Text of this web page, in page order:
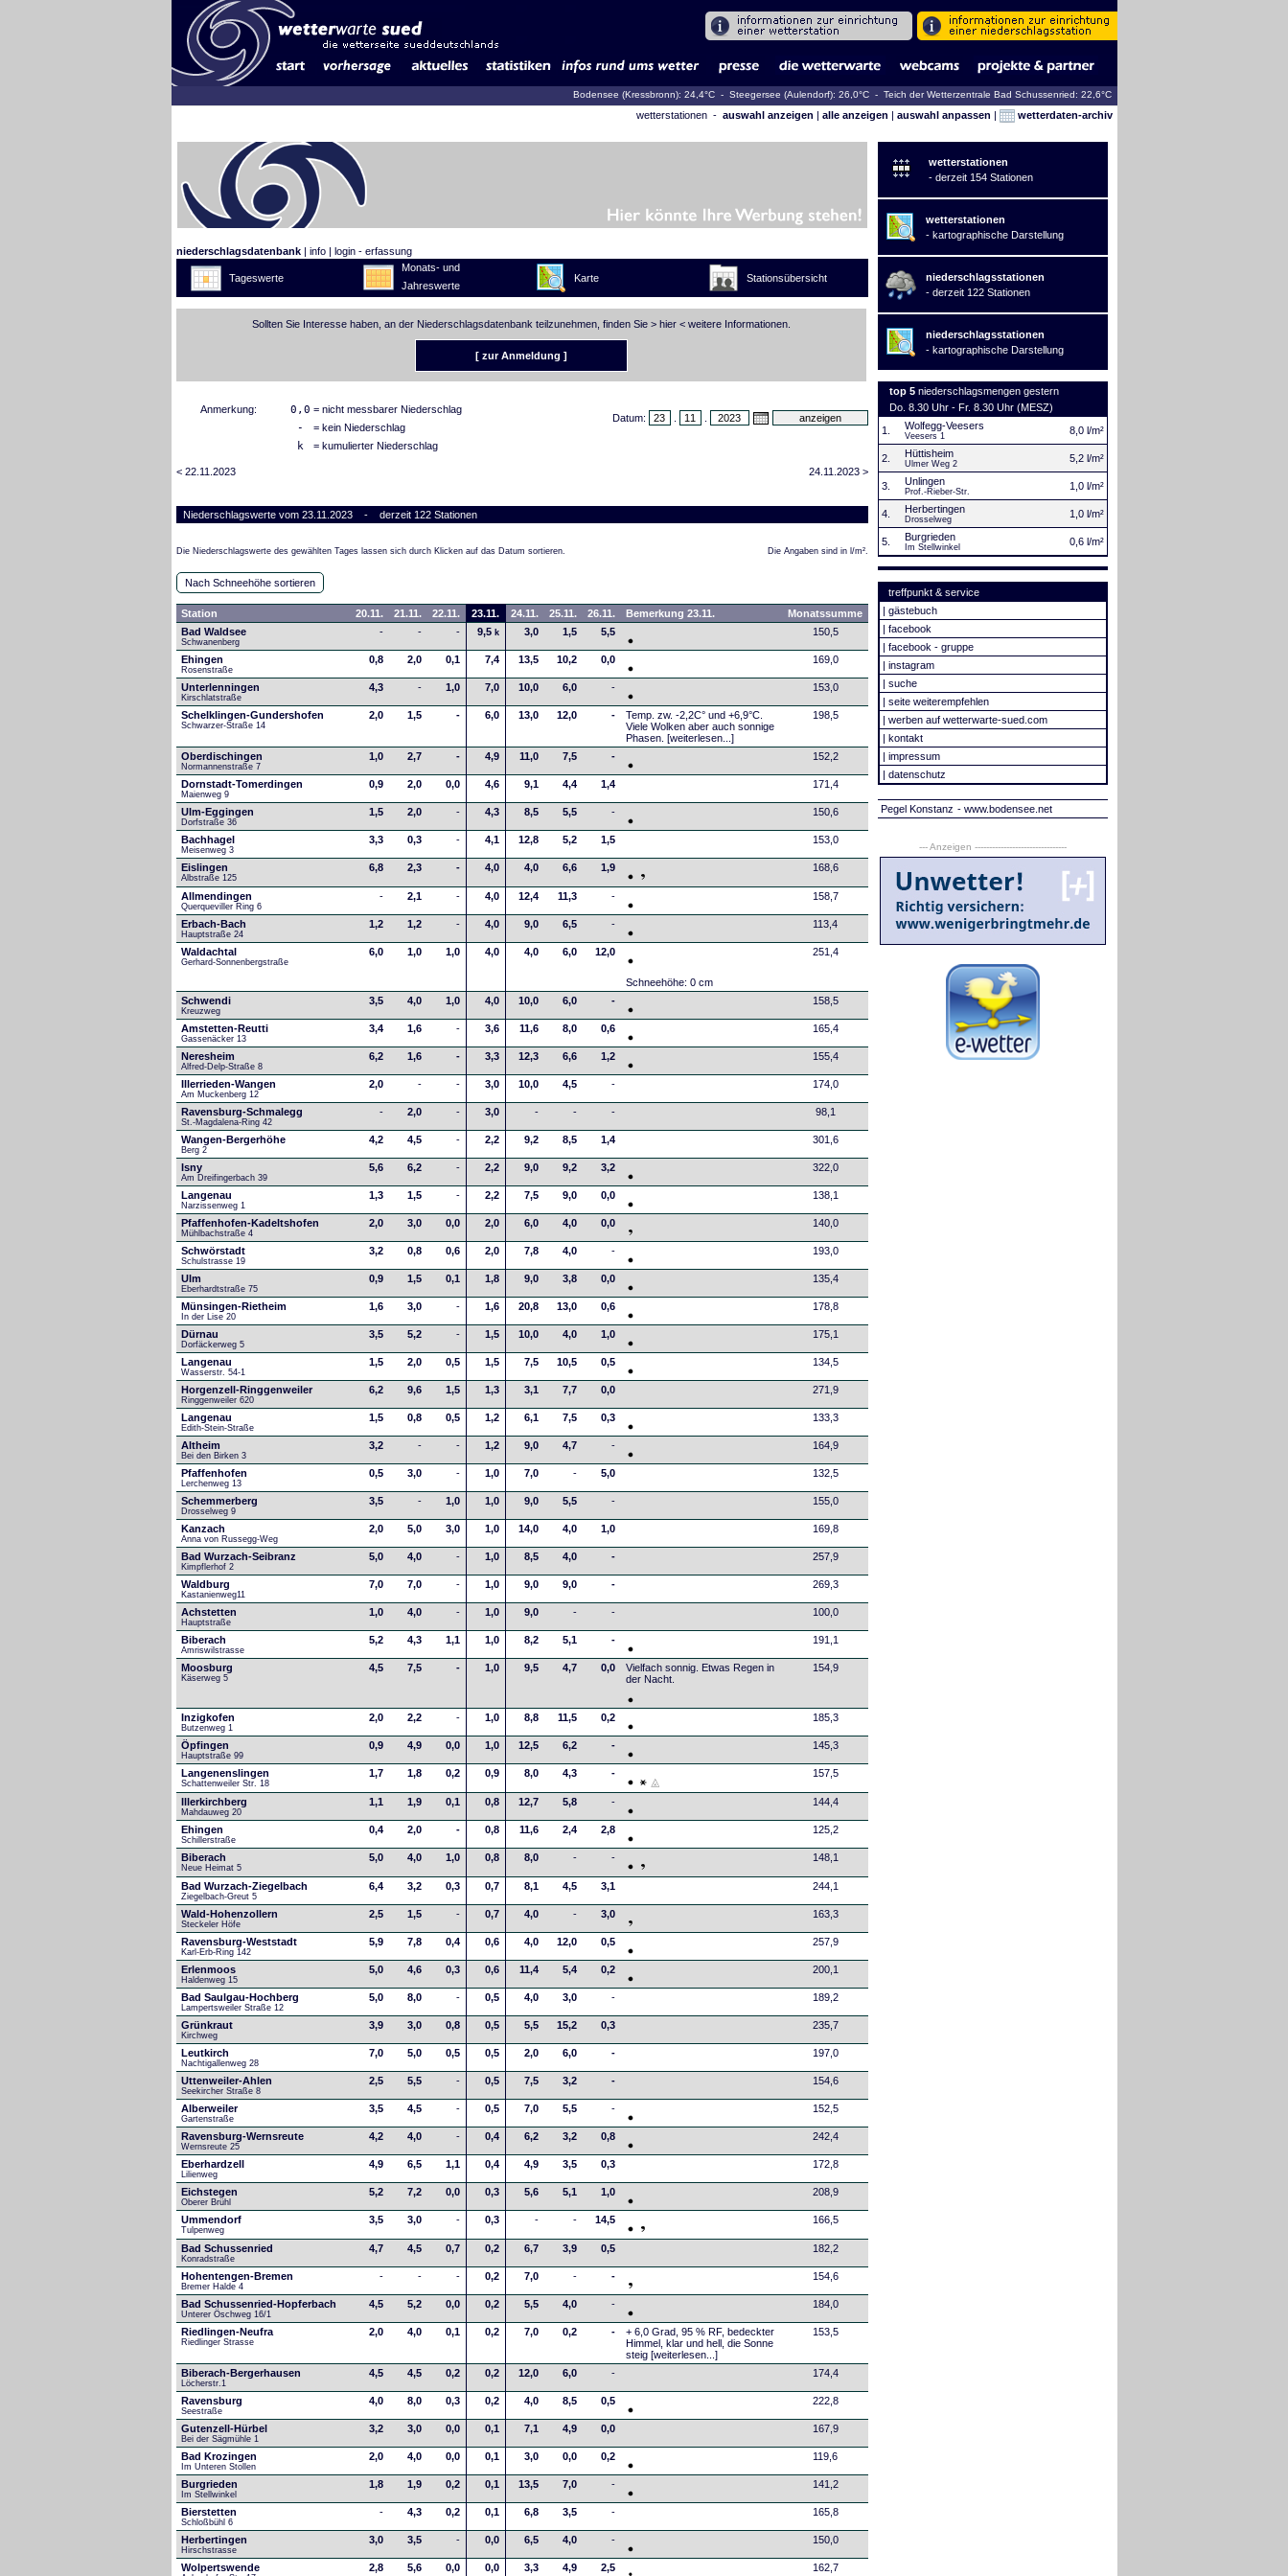
Bodensee (Kressbronn): 24,4°C - Steegersee (Aulendorf): 26,0°C - Teich der Wetterzentrale Bad Schussenried: 22,6°C
wetterstationen - auswahl anzeigen | alle anzeigen | auswahl anpassen | wetterdaten-archiv
niederschlagsdatenbank| info| login - erfassung
Tageswerte
Monats- und
Jahreswerte
Karte Stationsübersicht
Sollten Sie Interesse haben, an der Niederschlagsdatenbank teilzunehmen, finden Sie > hier< weitere Informationen.
[ zur Anmeldung ]
Datum:
Anmerkung: 0,0 = nicht messbarer Niederschlag
- = kein Niederschlag
k = kumulierter Niederschlag
< 22.11.2023 24.11.2023 >
Niederschlagswerte vom 23.11.2023 - derzeit 122 Stationen
Die Niederschlagswerte des gewählten Tages lassen sich durch Klicken auf das Datum sortieren. Die Angaben sind in l/m².
Nach Schneehöhe sortieren
Station 20.11. 21.11. 22.11. 23.11. 24.11. 25.11. 26.11. Bemerkung 23.11.
Monatssumme
Bad Waldsee
Schwanenberg
- - - 9,5 k 3,0 1,5 5,5 150,5
Ehingen
Rosenstraße
0,8 2,0 0,1 7,4 13,5 10,2 0,0 169,0
Unterlenningen
Kirschlatstraße
4,3 - 1,0 7,0 10,0 6,0 - 153,0
Schelklingen-Gundershofen
Schwarzer-Straße 14
2,0 1,5 - 6,0 13,0 12,0 -
Temp. zw. -2,2C° und +6,9°C.
Viele Wolken aber auch sonnige
Phasen. [weiterlesen...]
198,5
Oberdischingen
Normannenstraße 7
1,0 2,7 - 4,9 11,0 7,5 - 152,2
Dornstadt-Tomerdingen
Maienweg 9
0,9 2,0 0,0 4,6 9,1 4,4 1,4 171,4
Ulm-Eggingen
Dorfstraße 36
1,5 2,0 - 4,3 8,5 5,5 - 150,6
Bachhagel
Meisenweg 3
3,3 0,3 - 4,1 12,8 5,2 1,5 153,0
Eislingen
Albstraße 125
6,8 2,3 - 4,0 4,0 6,6 1,9 168,6
Allmendingen
Querqueviller Ring 6
- 2,1 - 4,0 12,4 11,3 - 158,7
Erbach-Bach
Hauptstraße 24
1,2 1,2 - 4,0 9,0 6,5 - 113,4
Waldachtal
Gerhard-Sonnenbergstraße
6,0 1,0 1,0 4,0 4,0 6,0 12,0
Schneehöhe: 0 cm
251,4
Schwendi
Kreuzweg
3,5 4,0 1,0 4,0 10,0 6,0 - 158,5
Amstetten-Reutti
Gassenäcker 13
3,4 1,6 - 3,6 11,6 8,0 0,6 165,4
Neresheim
Alfred-Delp-Straße 8
6,2 1,6 - 3,3 12,3 6,6 1,2 155,4
Illerrieden-Wangen
Am Muckenberg 12
2,0 - - 3,0 10,0 4,5 - 174,0
Ravensburg-Schmalegg
St.-Magdalena-Ring 42
- 2,0 - 3,0 - - - 98,1
Wangen-Bergerhöhe
Berg 2
4,2 4,5 - 2,2 9,2 8,5 1,4 301,6
Isny
Am Dreifingerbach 39
5,6 6,2 - 2,2 9,0 9,2 3,2 322,0
Langenau
Narzissenweg 1
1,3 1,5 - 2,2 7,5 9,0 0,0 138,1
Pfaffenhofen-Kadeltshofen
Mühlbachstraße 4
2,0 3,0 0,0 2,0 6,0 4,0 0,0 140,0
Schwörstadt
Schulstrasse 19
3,2 0,8 0,6 2,0 7,8 4,0 - 193,0
Ulm
Eberhardtstraße 75
0,9 1,5 0,1 1,8 9,0 3,8 0,0 135,4
Münsingen-Rietheim
In der Lise 20
1,6 3,0 - 1,6 20,8 13,0 0,6 178,8
Dürnau
Dorfäckerweg 5
3,5 5,2 - 1,5 10,0 4,0 1,0 175,1
Langenau
Wasserstr. 54-1
1,5 2,0 0,5 1,5 7,5 10,5 0,5 134,5
Horgenzell-Ringgenweiler
Ringgenweiler 620
6,2 9,6 1,5 1,3 3,1 7,7 0,0 271,9
Langenau
Edith-Stein-Straße
1,5 0,8 0,5 1,2 6,1 7,5 0,3 133,3
Altheim
Bei den Birken 3
3,2 - - 1,2 9,0 4,7 - 164,9
Pfaffenhofen
Lerchenweg 13
0,5 3,0 - 1,0 7,0 - 5,0 132,5
Schemmerberg
Drosselweg 9
3,5 - 1,0 1,0 9,0 5,5 - 155,0
Kanzach
Anna von Russegg-Weg
2,0 5,0 3,0 1,0 14,0 4,0 1,0 169,8
Bad Wurzach-Seibranz
Kimpflerhof 2
5,0 4,0 - 1,0 8,5 4,0 - 257,9
Waldburg
Kastanienweg11
7,0 7,0 - 1,0 9,0 9,0 - 269,3
Achstetten
Hauptstraße
1,0 4,0 - 1,0 9,0 - - 100,0
Biberach
Amriswilstrasse
5,2 4,3 1,1 1,0 8,2 5,1 - 191,1
Moosburg
Käserweg 5
4,5 7,5 - 1,0 9,5 4,7 0,0
Vielfach sonnig. Etwas Regen in
der Nacht.
154,9
Inzigkofen
Butzenweg 1
2,0 2,2 - 1,0 8,8 11,5 0,2 185,3
Öpfingen
Hauptstraße 99
0,9 4,9 0,0 1,0 12,5 6,2 - 145,3
Langenenslingen
Schattenweiler Str. 18
1,7 1,8 0,2 0,9 8,0 4,3 - 157,5
Illerkirchberg
Mahdauweg 20
1,1 1,9 0,1 0,8 12,7 5,8 - 144,4
Ehingen
Schillerstraße
0,4 2,0 - 0,8 11,6 2,4 2,8 125,2
Biberach
Neue Heimat 5
5,0 4,0 1,0 0,8 8,0 - - 148,1
Bad Wurzach-Ziegelbach
Ziegelbach-Greut 5
6,4 3,2 0,3 0,7 8,1 4,5 3,1 244,1
Wald-Hohenzollern
Steckeler Höfe
2,5 1,5 - 0,7 4,0 - 3,0 163,3
Ravensburg-Weststadt
Karl-Erb-Ring 142
5,9 7,8 0,4 0,6 4,0 12,0 0,5 257,9
Erlenmoos
Haldenweg 15
5,0 4,6 0,3 0,6 11,4 5,4 0,2 200,1
Bad Saulgau-Hochberg
Lampertsweiler Straße 12
5,0 8,0 - 0,5 4,0 3,0 - 189,2
Grünkraut
Kirchweg
3,9 3,0 0,8 0,5 5,5 15,2 0,3 235,7
Leutkirch
Nachtigallenweg 28
7,0 5,0 0,5 0,5 2,0 6,0 - 197,0
Uttenweiler-Ahlen
Seekircher Straße 8
2,5 5,5 - 0,5 7,5 3,2 - 154,6
Alberweiler
Gartenstraße
3,5 4,5 - 0,5 7,0 5,5 - 152,5
Ravensburg-Wernsreute
Wernsreute 25
4,2 4,0 - 0,4 6,2 3,2 0,8 242,4
Eberhardzell
Lilienweg
4,9 6,5 1,1 0,4 4,9 3,5 0,3 172,8
Eichstegen
Oberer Brühl
5,2 7,2 0,0 0,3 5,6 5,1 1,0 208,9
Ummendorf
Tulpenweg
3,5 3,0 - 0,3 - - 14,5 166,5
Bad Schussenried
Konradstraße
4,7 4,5 0,7 0,2 6,7 3,9 0,5 182,2
Hohentengen-Bremen
Bremer Halde 4
- - - 0,2 7,0 - - 154,6
Bad Schussenried-Hopferbach
Unterer Öschweg 16/1
4,5 5,2 0,0 0,2 5,5 4,0 - 184,0
Riedlingen-Neufra
Riedlinger Strasse
2,0 4,0 0,1 0,2 7,0 0,2 -
+ 6,0 Grad, 95 % RF, bedeckter
Himmel, klar und hell, die Sonne
steig [weiterlesen...]
153,5
Biberach-Bergerhausen
Löcherstr.1
4,5 4,5 0,2 0,2 12,0 6,0 - 174,4
Ravensburg
Seestraße
4,0 8,0 0,3 0,2 4,0 8,5 0,5 222,8
Gutenzell-Hürbel
Bei der Sägmühle 1
3,2 3,0 0,0 0,1 7,1 4,9 0,0 167,9
Bad Krozingen
Im Unteren Stollen
2,0 4,0 0,0 0,1 3,0 0,0 0,2 119,6
Burgrieden
Im Stellwinkel
1,8 1,9 0,2 0,1 13,5 7,0 - 141,2
Bierstetten
Schloßbühl 6
- 4,3 0,2 0,1 6,8 3,5 - 165,8
Herbertingen
Hirschstrasse
3,0 3,5 - 0,0 6,5 4,0 - 150,0
Wolpertswende 2,8 5,6 0,0 0,0 3,3 4,9 2,5 162,7
wetterstationen
- derzeit 154 Stationen
wetterstationen
- kartographische Darstellung
niederschlagsstationen
- derzeit 122 Stationen
niederschlagsstationen
- kartographische Darstellung
top 5 niederschlagsmengen gestern
Do. 8.30 Uhr - Fr. 8.30 Uhr (MESZ)
1.
Wolfegg-Veesers
Veesers 1 8,0 l/m²
2. Hüttisheim
Ulmer Weg 2 5,2 l/m²
3. Unlingen
Prof.-Rieber-Str. 1,0 l/m²
4. Herbertingen
Drosselweg 1,0 l/m²
5. Burgrieden
Im Stellwinkel 0,6 l/m²
treffpunkt & service
| gästebuch
| facebook
| facebook - gruppe
| instagram
| suche
| seite weiterempfehlen
| werben auf wetterwarte-sued.com
| kontakt
| impressum
| datenschutz
Pegel Konstanz - www.bodensee.net
--- Anzeigen --------------------------------